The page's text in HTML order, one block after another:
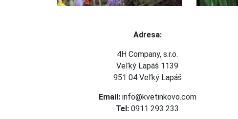
Adresa:
4H Company, s.r.o.
Veľký Lapáš 1139
951 04 Veľký Lapáš
Email: info@kvetinkovo.com
Tel:0911 293 233